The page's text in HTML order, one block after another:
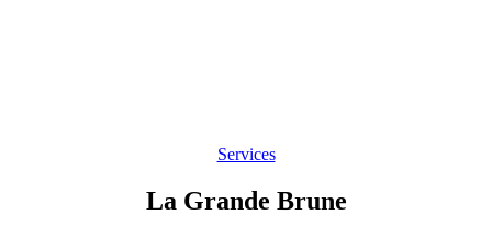
Services
La Grande Brune